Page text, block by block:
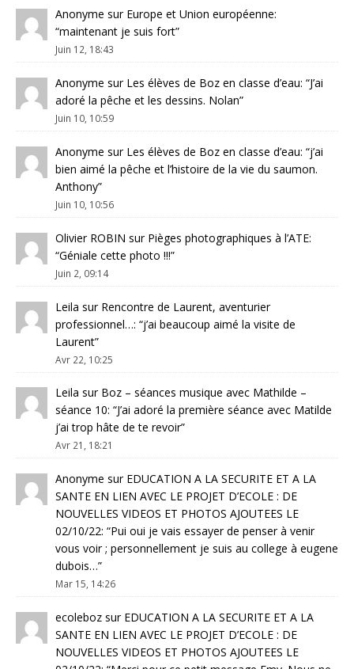
Anonyme sur Europe et Union européenne:
“maintenant je suis fort”
Juin 12, 18:43
Anonyme sur Les élèves de Boz en classe d’eau: “J’ai
adoré la pêche et les dessins. Nolan”
Juin 10, 10:59
Anonyme sur Les élèves de Boz en classe d’eau: “j’ai
bien aimé la pêche et l’histoire de la vie du saumon.
Anthony”
Juin 10, 10:56
Olivier ROBIN sur Pièges photographiques à l’ATE:
“Géniale cette photo !!!”
Juin 2, 09:14
Leila sur Rencontre de Laurent, aventurier
professionnel…: “j’ai beaucoup aimé la visite de
Laurent”
Avr 22, 10:25
Leila sur Boz – séances musique avec Mathilde –
séance 10: “J’ai adoré la première séance avec Matilde
j’ai trop hâte de te revoir”
Avr 21, 18:21
Anonyme sur EDUCATION A LA SECURITE ET A LA
SANTE EN LIEN AVEC LE PROJET D’ECOLE : DE
NOUVELLES VIDEOS ET PHOTOS AJOUTEES LE
02/10/22: “Pui oui je vais essayer de penser à venir
vous voir ; personnellement je suis au college à eugene
dubois…”
Mar 15, 14:26
ecoleboz sur EDUCATION A LA SECURITE ET A LA
SANTE EN LIEN AVEC LE PROJET D’ECOLE : DE
NOUVELLES VIDEOS ET PHOTOS AJOUTEES LE